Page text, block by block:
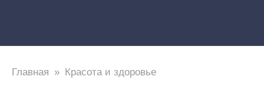
Главная » Красота и здоровье